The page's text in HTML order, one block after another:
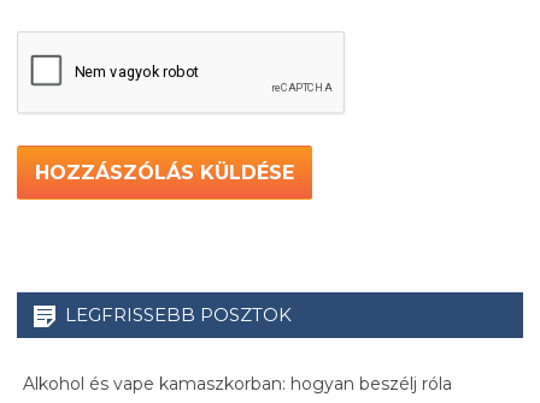
LEGFRISSEBB POSZTOK
Alkohol és vape kamaszkorban: hogyan beszélj róla